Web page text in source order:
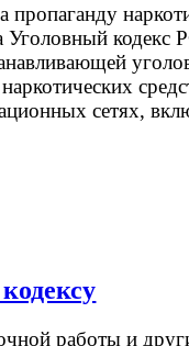
пропаганду
Уголовный кодекс
сетях,
работы и